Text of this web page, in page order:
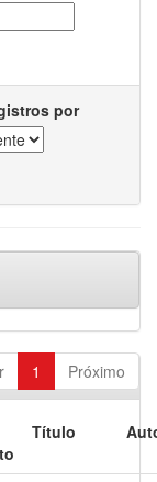
por
1 Próximo
Título